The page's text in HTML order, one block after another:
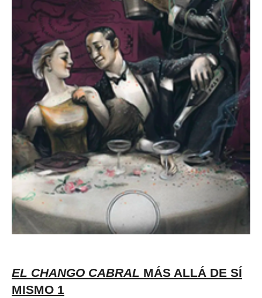
EL CHANGO CABRAL MÁS ALLÁ DE SÍ
MISMO 1